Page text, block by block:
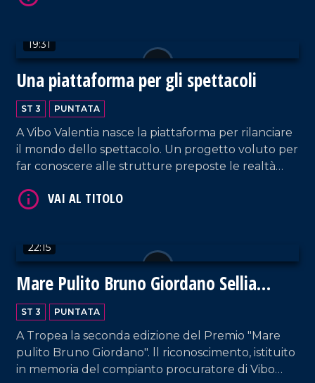
19:31
Una piattaforma per gli spettacoli
ST 3 PUNTATA
A Vibo Valentia nasce la piattaforma per rilanciare
il mondo dello spettacolo. Un progetto voluto per
far conoscere alle strutture preposte le realtà
22:15
Mare Pulito Bruno Giordano Sellia
Marina
ST 3 PUNTATA
A Tropea la seconda edizione del Premio "Mare
pulito Bruno Giordano". ll riconoscimento, istituito
in memoria del compianto procuratore di Vibo
VAI AL TITOLO
VAI AL TITOLO